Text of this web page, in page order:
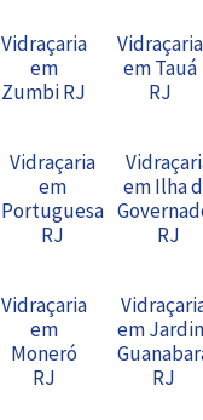
Vidraçaria
em
Zumbi RJ
Vidraçaria
em Tauá
RJ
Vidraçaria
em
Portuguesa
RJ
em Ilha
RJ
Vidraçaria
em
Moneró
RJ
em
RJ